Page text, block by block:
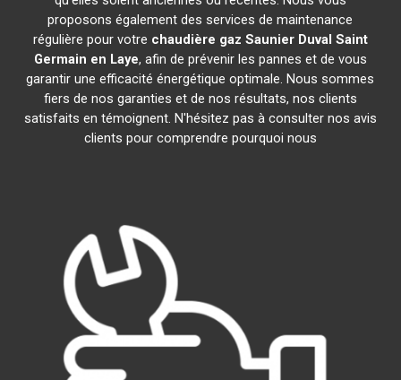
proposons également des services de maintenance
régulière pour votre chaudière gaz Saunier Duval Saint
Germain en Laye, afin de prévenir les pannes et de vous
garantir une efficacité énergétique optimale. Nous sommes
fiers de nos garanties et de nos résultats, nos clients
satisfaits en témoignent. N'hésitez pas à consulter nos avis
clients pour comprendre pourquoi nous